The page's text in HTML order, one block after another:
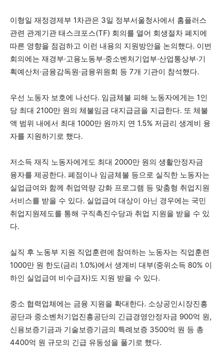
이형일 재정경제부 1차관은 3일 정부서울청사에서 홈플러스
관련 관계기관 태스크포스(TF) 회의를 열어 회생절차 폐지에
따른 영향을 점검하고 이런 내용의 지원방안을 논의했다. 이번
회의에는 재경부·고용노동부·중소벤처기업부·산업통상부·기
획예산처·금융감독원·금융위원회 등 7개 기관이 참석했다.
우선 노동자 보호에 나선다. 임금체불 피해 노동자에게는 1인
당 최대 2100만 원의 체불임금 대지급금을 지급한다. 또 체불
액 범위 내에서 최대 1000만 원까지 연 1.5% 저금리 생계비 융
자를 지원하기로 했다.
저소득 재직 노동자에게도 최대 2000만 원의 생활안정자금
융자를 제공한다. 폐점이나 임금체불 등으로 실직한 노동자는
실업급여와 함께 취업역량 강화 프로그램 등 맞춤형 취업지원
서비스를 받을 수 있다. 실업급여 대상이 아닌 경우에는 국민
취업지원제도를 통해 구직촉진수당과 취업 지원을 받을 수 있
다.
실직 후 노동부 지원 직업훈련에 참여하는 노동자는 직업훈련
1000만 원 한도(금리 1.0%)에서 생계비 대부(중위소득 80% 이
하인 실업급여 비수급자)도 지원 받을 수 있다.
중소 협력업체에는 금융 지원을 확대한다. 소상공인시장진흥
공단과 중소벤처기업진흥공단의 긴급경영안정자금 900억 원,
신용보증기금과 기술보증기금의 특례보증 3500억 원 등 총
4400억 원 규모의 긴급 유동성을 풀기로 했다.